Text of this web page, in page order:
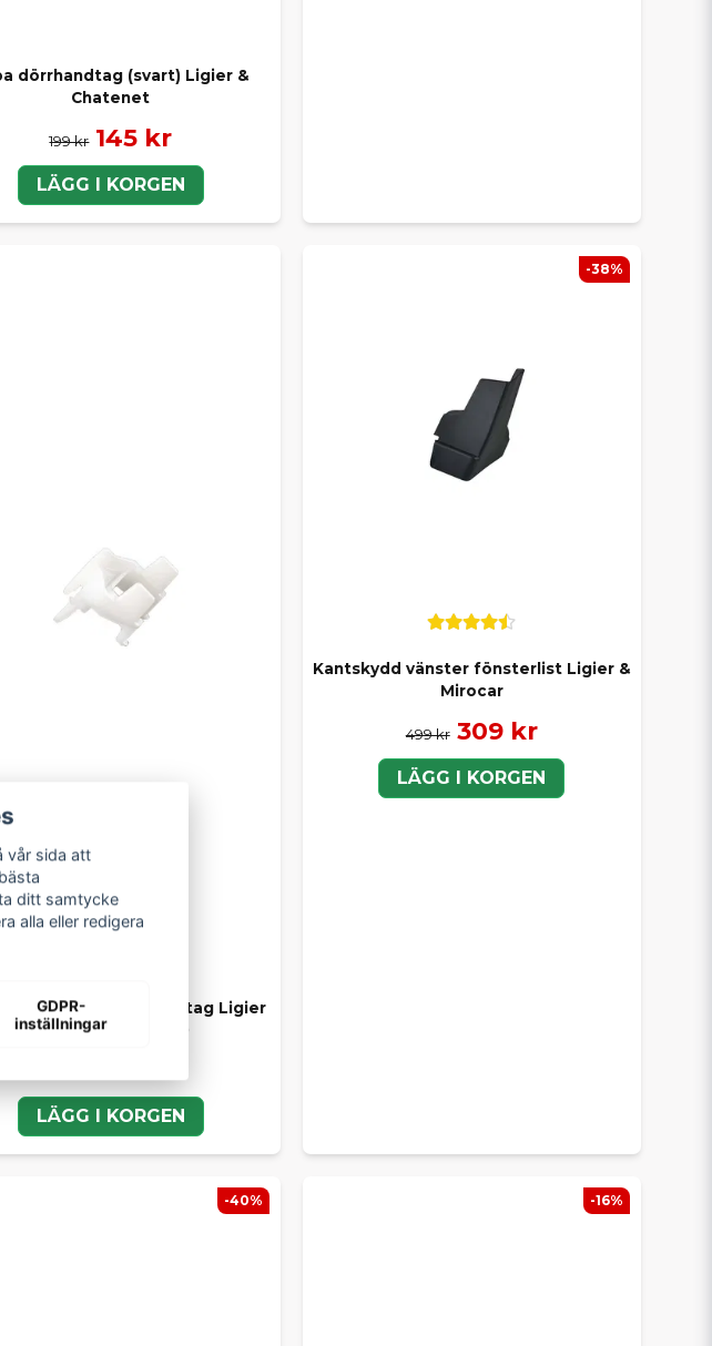
dörrhandtag (svart) Ligier &
Chatenet
199 kr 145 kr
LÄGG I KORGEN
/ fäste dörrhandtag Ligier
JS50, JS50L & JS60
LÄGG I KORGEN
Kantskydd vänster fönsterlist Ligier &
Mirocar
499 kr 309 kr
LÄGG I KORGEN
-38%
-40% -16%
vår sida att
ditt samtycke
alla eller redigera
GDPR-
inställningar